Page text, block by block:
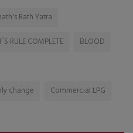
Rath Yatra
RULE COMPLETE
BLOOD
change
Commercial LPG